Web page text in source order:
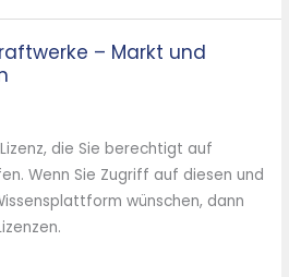
– Markt und
die Sie berechtigt auf
Wenn Sie Zugriff auf diesen und
wünschen, dann